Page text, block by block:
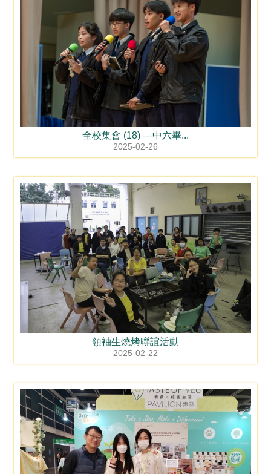
全校集會 (18) —中六畢...
2025-02-26
領袖生燒烤聯誼活動
2025-02-22